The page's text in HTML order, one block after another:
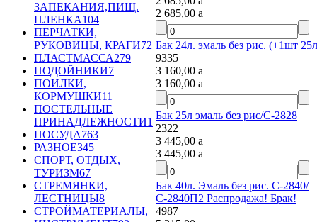
ЗАПЕКАНИЯ,ПИЩ.
ПЛЕНКА104
ПЕРЧАТКИ,
РУКОВИЦЫ, КРАГИ72
ПЛАСТМАССА279
ПОДОЙНИКИ7
ПОИЛКИ,
КОРМУШКИ11
ПОСТЕЛЬНЫЕ
ПРИНАДЛЕЖНОСТИ1
ПОСУДА763
РАЗНОЕ345
СПОРТ, ОТДЫХ,
ТУРИЗМ67
СТРЕМЯНКИ,
ЛЕСТНИЦЫ8
СТРОЙМАТЕРИАЛЫ,
2 685,00a
Бак 24л. эмаль без рис. (+1шт 25л)
9335
3 160,00a
3 160,00a
Бак 25л эмаль без рис/С-2828
2322
3 445,00a
3 445,00a
Бак 40л. Эмаль без рис. С-2840/
С-2840П2 Распродажа! Брак!
4987